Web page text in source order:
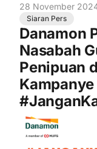
28 November
Siaran Pers
Danamon
Nasabah
Penipuan